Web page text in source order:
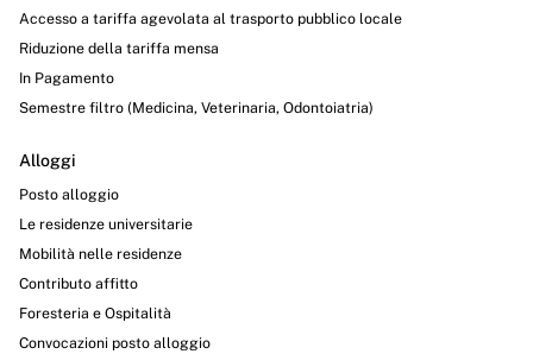
Accesso a tariffa agevolata al trasporto pubblico locale
Riduzione della tariffa mensa
In Pagamento
Semestre filtro (Medicina, Veterinaria, Odontoiatria)
Alloggi
Posto alloggio
Le residenze universitarie
Mobilità nelle residenze
Contributo affitto
Foresteria e Ospitalità
Convocazioni posto alloggio